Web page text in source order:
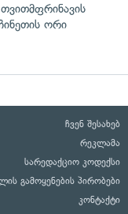
ორი
ჩვენ შესახებ
რეკლამა
სარედაქციო კოდექსი
გამოყენების პირობები
კონტაქტი